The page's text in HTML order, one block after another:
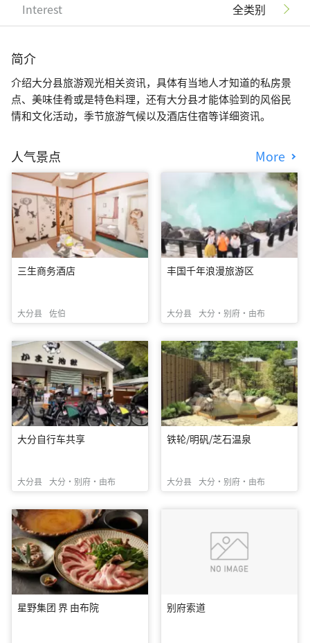
Interest 全类别
简介
介绍大分县旅游观光相关资讯，具体有当地人才知道的私房景
点、美味佳肴或是特色料理，还有大分县才能体验到的风俗民
情和文化活动，季节旅游气候以及酒店住宿等详细资讯。
人气景点 More
三生商务酒店
大分县 佐伯
丰国千年浪漫旅游区
大分县 大分・别府・由布
大分自行车共享
大分县 大分・别府・由布
铁轮/明矾/芝石温泉
大分县 大分・别府・由布
星野集团 界 由布院 别府索道